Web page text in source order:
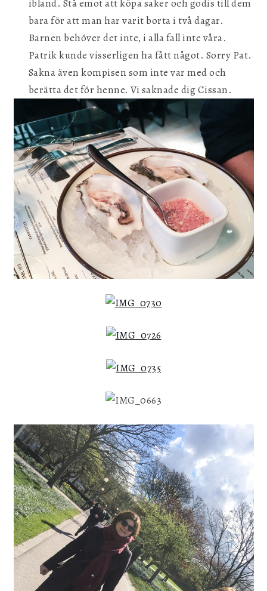
ibland. Stå emot att köpa saker och godis till dem
bara för att man har varit borta i två dagar.
Barnen behöver det inte, i alla fall inte våra.
Patrik kunde visserligen ha fått något. Sorry Pat.
Sakna även kompisen som inte var med och
berätta det för henne. Vi saknade dig Cissan.